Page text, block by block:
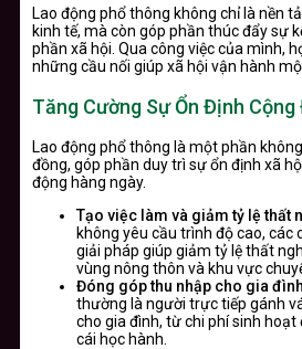
Lao động phổ thông không chỉ là nền
kinh tế, mà còn góp phần thúc đẩy sự
phần xã hội. Qua công việc của mình,
những cầu nối giúp xã hội vận hành
Tăng Cường Sự Ổn Định Cộng
Lao động phổ thông là một phần
đồng, góp phần duy trì sự ổn định xã
động hàng ngày.
Tạo việc làm và giảm tỷ lệ thất
không yêu cầu trình độ cao, các
giải pháp giúp giảm tỷ lệ thất
vùng nông thôn và khu vực
Đóng góp thu nhập cho gia đình
thường là người trực tiếp gánh
cho gia đình, từ chi phí sinh hoạt
cái học hành.